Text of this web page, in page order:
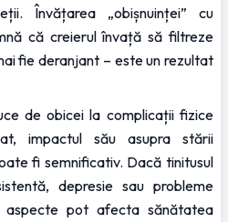
Învățarea „obișnuinței” cu
că creierul învață să filtreze
fie deranjant – este un rezultat
de obicei la complicații fizice
impactul său asupra stării
fi semnificativ. Dacă tinitusul
depresie sau probleme
aspecte pot afecta sănătatea